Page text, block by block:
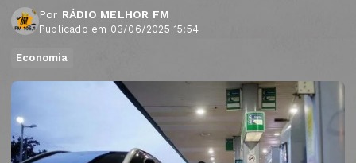
Por RÁDIO MELHOR FM
Publicado em 03/06/2025 15:54
Economia